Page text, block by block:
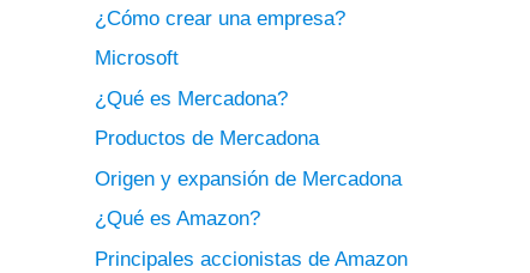
¿Cómo crear una empresa?
Microsoft
¿Qué es Mercadona?
Productos de Mercadona
Origen y expansión de Mercadona
¿Qué es Amazon?
Principales accionistas de Amazon